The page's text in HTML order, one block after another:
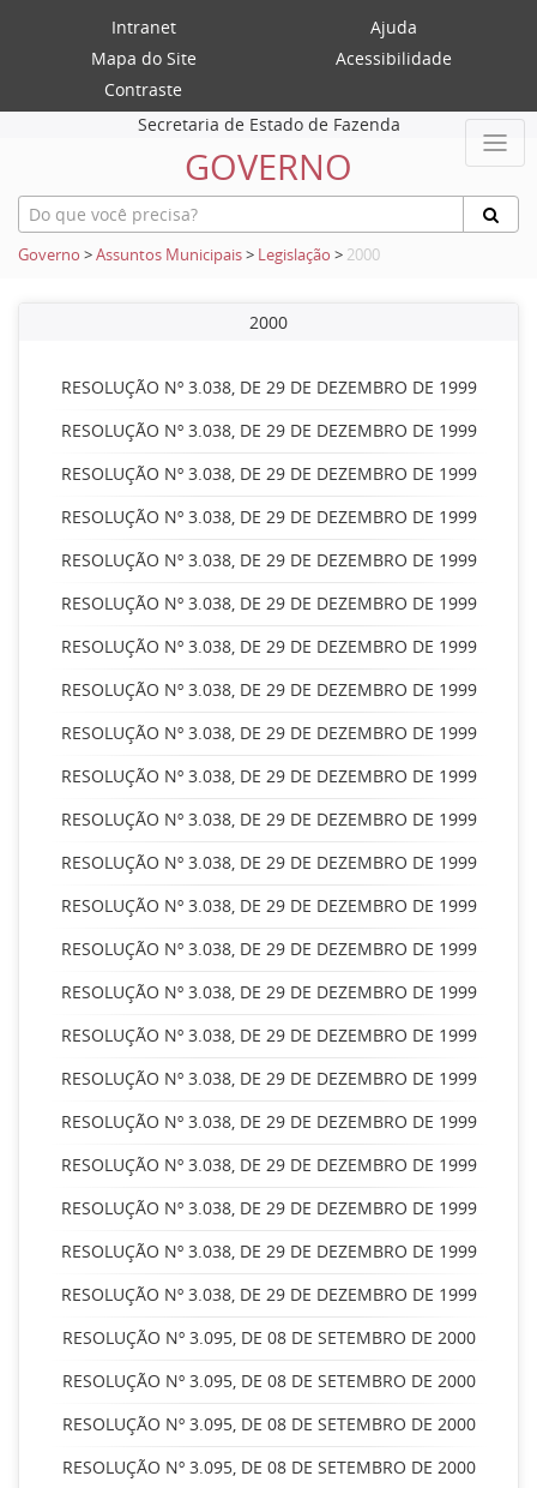
Intranet
Ajuda
Mapa do Site
Acessibilidade
Contraste
Secretaria de Estado de Fazenda
GOVERNO
Governo >Assuntos Municipais> Legislação > 2000
2000
RESOLUÇÃO Nº 3.038, DE 29 DE DEZEMBRO DE 1999
RESOLUÇÃO Nº 3.038, DE 29 DE DEZEMBRO DE 1999
RESOLUÇÃO Nº 3.038, DE 29 DE DEZEMBRO DE 1999
RESOLUÇÃO Nº 3.038, DE 29 DE DEZEMBRO DE 1999
RESOLUÇÃO Nº 3.038, DE 29 DE DEZEMBRO DE 1999
RESOLUÇÃO Nº 3.038, DE 29 DE DEZEMBRO DE 1999
RESOLUÇÃO Nº 3.038, DE 29 DE DEZEMBRO DE 1999
RESOLUÇÃO Nº 3.038, DE 29 DE DEZEMBRO DE 1999
RESOLUÇÃO Nº 3.038, DE 29 DE DEZEMBRO DE 1999
RESOLUÇÃO Nº 3.038, DE 29 DE DEZEMBRO DE 1999
RESOLUÇÃO Nº 3.038, DE 29 DE DEZEMBRO DE 1999
RESOLUÇÃO Nº 3.038, DE 29 DE DEZEMBRO DE 1999
RESOLUÇÃO Nº 3.038, DE 29 DE DEZEMBRO DE 1999
RESOLUÇÃO Nº 3.038, DE 29 DE DEZEMBRO DE 1999
RESOLUÇÃO Nº 3.038, DE 29 DE DEZEMBRO DE 1999
RESOLUÇÃO Nº 3.038, DE 29 DE DEZEMBRO DE 1999
RESOLUÇÃO Nº 3.038, DE 29 DE DEZEMBRO DE 1999
RESOLUÇÃO Nº 3.038, DE 29 DE DEZEMBRO DE 1999
RESOLUÇÃO Nº 3.038, DE 29 DE DEZEMBRO DE 1999
RESOLUÇÃO Nº 3.038, DE 29 DE DEZEMBRO DE 1999
RESOLUÇÃO Nº 3.038, DE 29 DE DEZEMBRO DE 1999
RESOLUÇÃO Nº 3.038, DE 29 DE DEZEMBRO DE 1999
RESOLUÇÃO Nº 3.095, DE 08 DE SETEMBRO DE 2000
RESOLUÇÃO Nº 3.095, DE 08 DE SETEMBRO DE 2000
RESOLUÇÃO Nº 3.095, DE 08 DE SETEMBRO DE 2000
RESOLUÇÃO Nº 3.095, DE 08 DE SETEMBRO DE 2000